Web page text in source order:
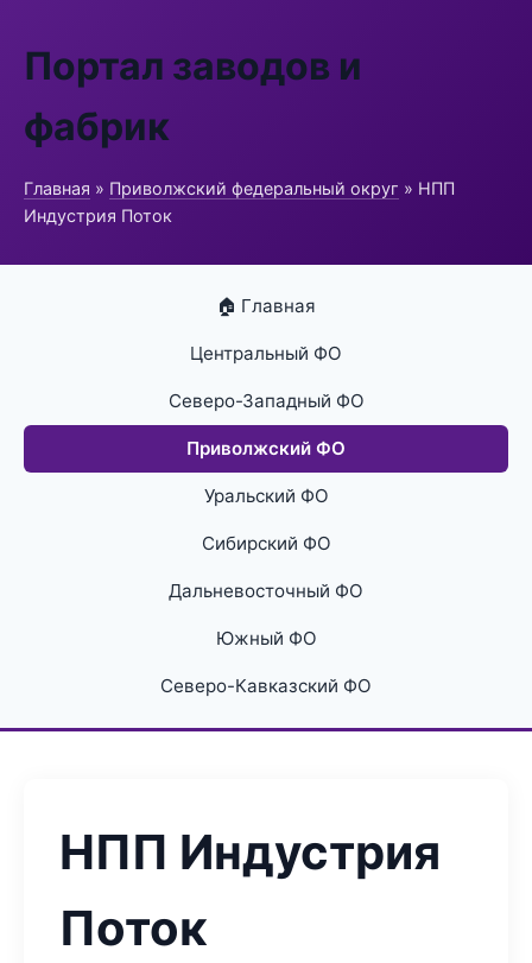
Портал заводов и
фабрик
Главная » Приволжский федеральный округ » НПП
Индустрия Поток
🏠 Главная
Центральный ФО
Северо-Западный ФО
Приволжский ФО
Уральский ФО
Сибирский ФО
Дальневосточный ФО
Южный ФО
Северо-Кавказский ФО
НПП Индустрия
Поток